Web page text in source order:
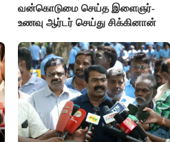
வன்கொடுமை செய்த இளைஞர்-
உணவு ஆர்டர் செய்து சிக்கினான்